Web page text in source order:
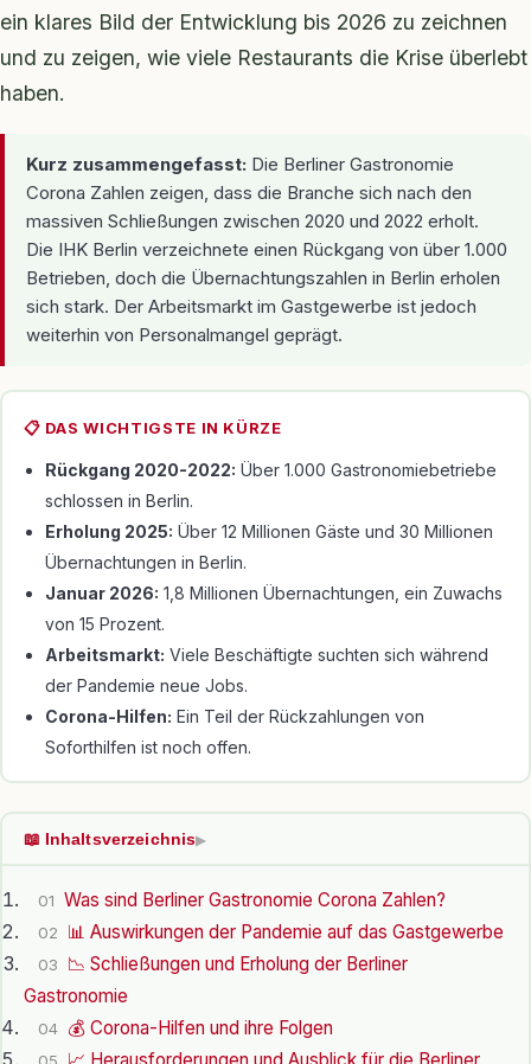
ein klares Bild der Entwicklung bis 2026 zu zeichnen
und zu zeigen, wie viele Restaurants die Krise überlebt
haben.
Kurz zusammengefasst: Die Berliner Gastronomie
Corona Zahlen zeigen, dass die Branche sich nach den
massiven Schließungen zwischen 2020 und 2022 erholt.
Die IHK Berlin verzeichnete einen Rückgang von über 1.000
Betrieben, doch die Übernachtungszahlen in Berlin erholen
sich stark. Der Arbeitsmarkt im Gastgewerbe ist jedoch
weiterhin von Personalmangel geprägt.
📋 DAS WICHTIGSTE IN KÜRZE
Rückgang 2020-2022: Über 1.000 Gastronomiebetriebe
schlossen in Berlin.
Erholung 2025: Über 12 Millionen Gäste und 30 Millionen
Übernachtungen in Berlin.
Januar 2026: 1,8 Millionen Übernachtungen, ein Zuwachs
von 15 Prozent.
Arbeitsmarkt: Viele Beschäftigte suchten sich während
der Pandemie neue Jobs.
Corona-Hilfen: Ein Teil der Rückzahlungen von
Soforthilfen ist noch offen.
📖 Inhaltsverzeichnis▶
01 Was sind Berliner Gastronomie Corona Zahlen?
02 📊 Auswirkungen der Pandemie auf das Gastgewerbe
03
📉 Schließungen und Erholung der Berliner
Gastronomie
04 💰 Corona-Hilfen und ihre Folgen